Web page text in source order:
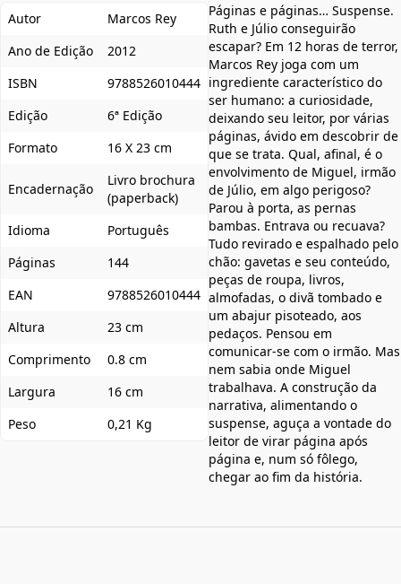
Autor
Marcos Rey
Ano de Edição
2012
ISBN
9788526010444
Edição
6ª Edição
Formato
16 X 23 cm
Encadernação
Livro brochura
(paperback)
Idioma
Português
Páginas
144
EAN
9788526010444
Altura
23 cm
Comprimento
0.8 cm
Largura
16 cm
Peso
0,21 Kg
Páginas e páginas… Suspense.
Ruth e Júlio conseguirão
escapar? Em 12 horas de terror,
Marcos Rey joga com um
ingrediente característico do
ser humano: a curiosidade,
deixando seu leitor, por várias
páginas, ávido em descobrir de
que se trata. Qual, afinal, é o
envolvimento de Miguel, irmão
de Júlio, em algo perigoso?
Parou à porta, as pernas
bambas. Entrava ou recuava?
Tudo revirado e espalhado pelo
chão: gavetas e seu conteúdo,
peças de roupa, livros,
almofadas, o divã tombado e
um abajur pisoteado, aos
pedaços. Pensou em
comunicar-se com o irmão. Mas
nem sabia onde Miguel
trabalhava. A construção da
narrativa, alimentando o
suspense, aguça a vontade do
leitor de virar página após
página e, num só fôlego,
chegar ao fim da história.